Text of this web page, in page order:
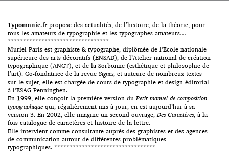
Garamond, Philippe […]
Typomanie.fr propose des actualités, de l’histoire, de la théorie, pour
tous les amateurs de typographie et les typographes-amateurs…
*********************************
Muriel Paris est graphiste & typographe, diplômée de l’Ecole nationale
supérieure des arts décoratifs (ENSAD), de l’Atelier national de création
typographique (ANCT), et de la Sorbonne (esthétique et philosophie de
l’art). Co-fondatrice de la revue Signes, et auteure de nombreux textes
sur le sujet, elle est chargée de cours de typographie et design éditorial
à l’ESAG-Penninghen.
En 1999, elle conçoit la première version duPetit manuel de composition
typographique qui, régulièrement mis à jour, en est aujourd’hui à sa
version 3. En 2002, elle imagine un second ouvrage, Des Caractères, à la
fois catalogue de caractères et histoire de la lettre.
Elle intervient comme consultante auprès des graphistes et des agences
de communication autour de différentes problématiques
typographiques. *********************************